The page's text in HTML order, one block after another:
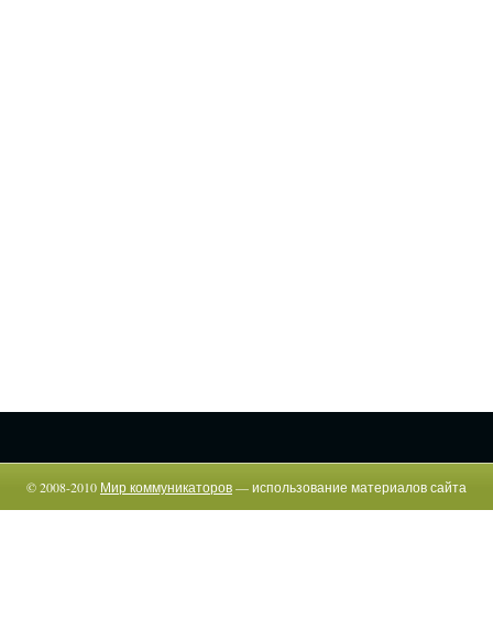
© 2008-2010 Мир коммуникаторов— использование материалов сайта